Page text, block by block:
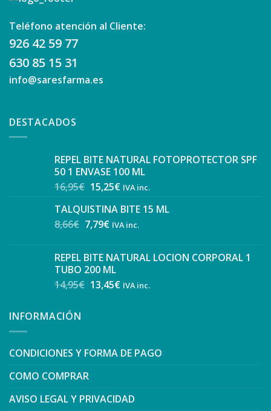
Teléfono atención al Cliente:
926 42 59 77
630 85 15 31
info@saresfarma.es
DESTACADOS
REPEL BITE NATURAL FOTOPROTECTOR SPF
50 1 ENVASE 100 ML
16,95€ 15,25€ IVA inc.
TALQUISTINA BITE 15 ML
8,66€ 7,79€ IVA inc.
REPEL BITE NATURAL LOCION CORPORAL 1
TUBO 200 ML
14,95€ 13,45€ IVA inc.
INFORMACIÓN
CONDICIONES Y FORMA DE PAGO
COMO COMPRAR
AVISO LEGAL Y PRIVACIDAD